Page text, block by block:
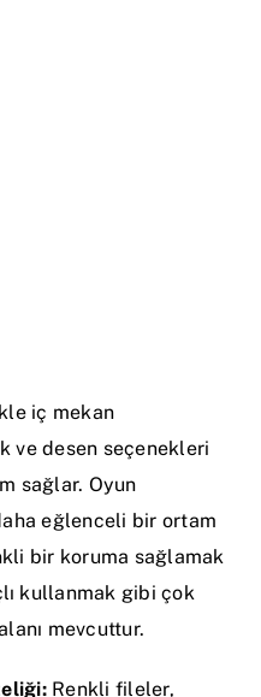
iç mekan
ve desen seçenekleri
sağlar. Oyun
eğlenceli bir ortam
bir koruma sağlamak
kullanmak gibi çok
mevcuttur.
Renkli fileler,